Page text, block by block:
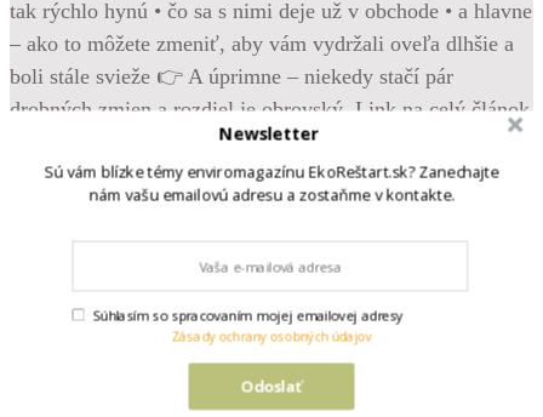
Krásne, svieže bylinky z obchodu – bazalka, mäta,
pažítka… Vyzerajú, že vám poslúžia celé týždne. Možno
mesiace. A potom príde realita. Žltnú. Vädnú. Hneď po pár
dňoch hynú. Ale pravda je, že problém často nie je u vás
Newsletter
Sú vám blízke témy enviromagazínu EkoReštart.sk? Zanechajte
nám vašu emailovú adresu a zostaňme v kontakte.
Odoslať
Súhlasím so spracovaním mojej emailovej adresy
Zásady ochrany osobných údajov